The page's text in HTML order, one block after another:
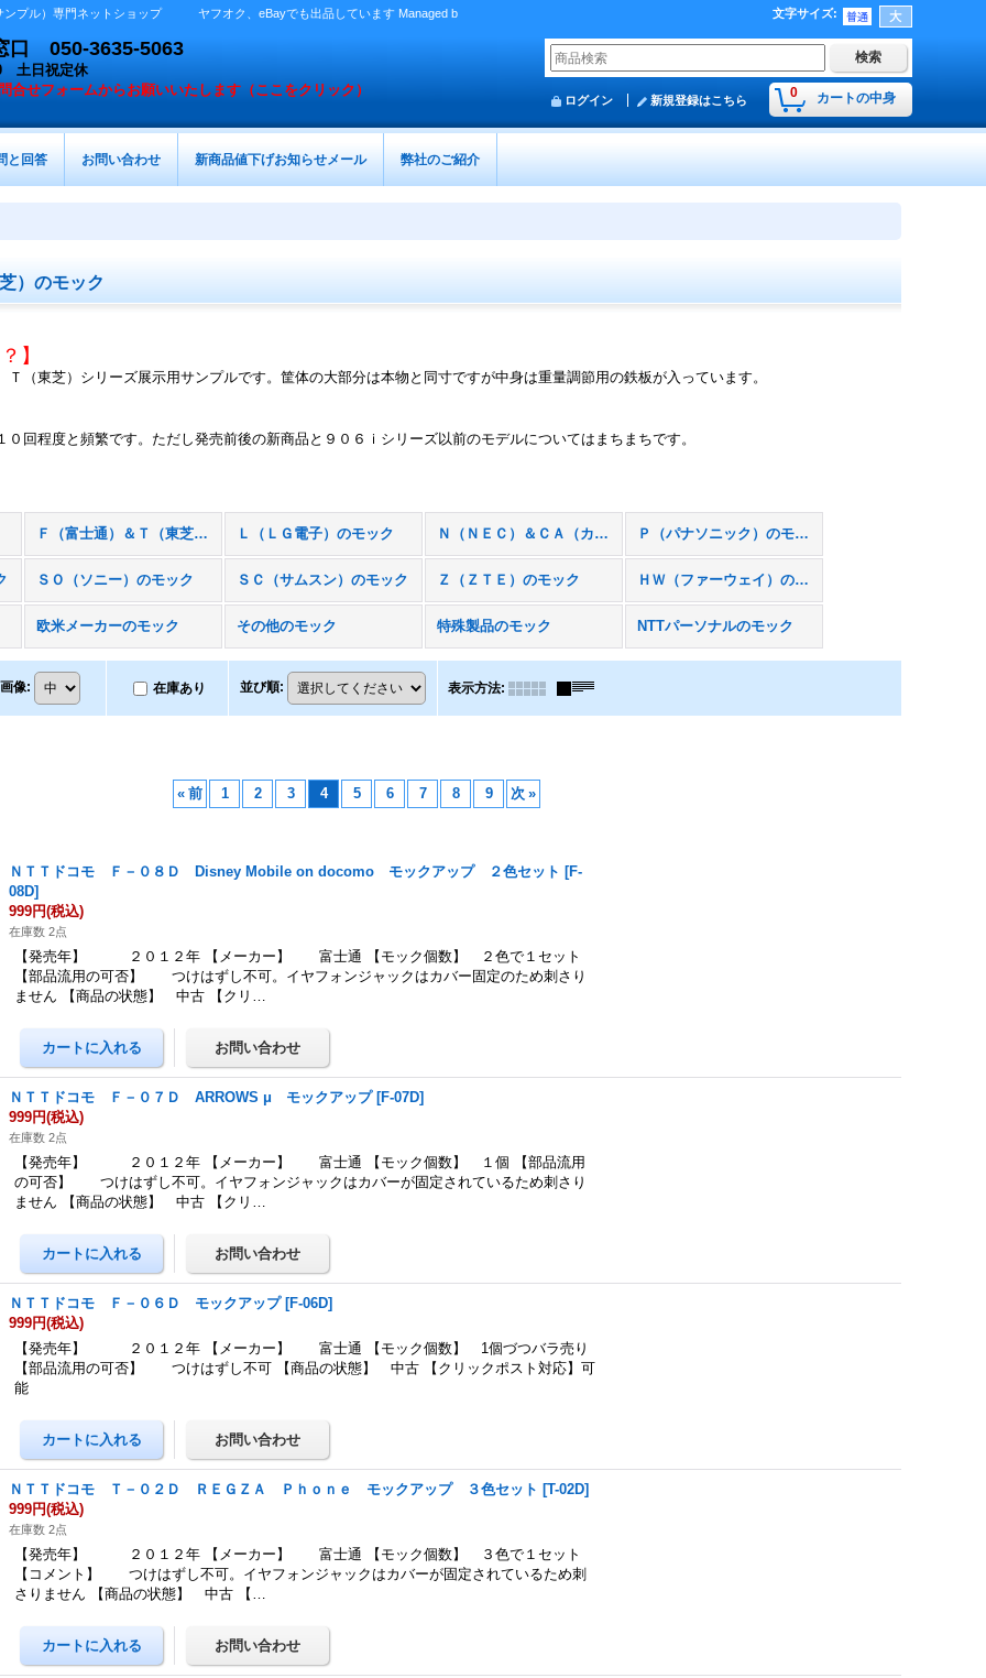
ンプル）専門ネットショップ ヤフオク、eBayでも出品しています Managed b 文字サイズ:
口 050-3635-5063
土日祝定休
合せフォームからお願いいたします（ここをクリック）
0 カートの中身
ログイン 新規登録はこちら
と回答 お問い合わせ 新商品値下げお知らせメール 弊社のご紹介
）のモック
】
Ｔ（東芝）シリーズ展示用サンプルです。筐体の大部分は本物と同寸ですが中身は重量調節用の鉄板が入っています。
０回程度と頻繁です。ただし発売前後の新商品と９０６ｉシリーズ以前のモデルについてはまちまちです。
Ｆ（富士通）＆Ｔ（東芝）のモック Ｌ（ＬＧ電子）のモック Ｎ（ＮＥＣ）＆ＣＡ（カシオ）のモック Ｐ（パナソニック）のモック
ＳＯ（ソニー）のモック ＳＣ（サムスン）のモック Ｚ（ＺＴＥ）のモック ＨＷ（ファーウェイ）のモック
欧米メーカーのモック その他のモック 特殊製品のモック NTTパーソナルのモック
画像: 在庫あり 並び順: 表示方法:
« 前 1 2 3 4 5 6 7 8 9 次 »
ＮＴＴドコモ Ｆ－０８Ｄ Disney Mobile on docomo モックアップ ２色セット [F-
08D]
999円(税込)
在庫数 2点
【発売年】 ２０１２年 【メーカー】 富士通 【モック個数】 ２色で１セット
【部品流用の可否】 つけはずし不可。イヤフォンジャックはカバー固定のため刺さり
ません 【商品の状態】 中古 【クリ…
ＮＴＴドコモ Ｆ－０７Ｄ ARROWS μ モックアップ [F-07D]
999円(税込)
在庫数 2点
【発売年】 ２０１２年 【メーカー】 富士通 【モック個数】 １個 【部品流用
の可否】 つけはずし不可。イヤフォンジャックはカバーが固定されているため刺さり
ません 【商品の状態】 中古 【クリ…
ＮＴＴドコモ Ｆ－０６Ｄ モックアップ [F-06D]
999円(税込)
【発売年】 ２０１２年 【メーカー】 富士通 【モック個数】 1個づつバラ売り
【部品流用の可否】 つけはずし不可 【商品の状態】 中古 【クリックポスト対応】可
能
ＮＴＴドコモ Ｔ－０２Ｄ ＲＥＧＺＡ Ｐｈｏｎｅ モックアップ ３色セット [T-02D]
999円(税込)
在庫数 2点
【発売年】 ２０１２年 【メーカー】 富士通 【モック個数】 ３色で１セット
【コメント】 つけはずし不可。イヤフォンジャックはカバーが固定されているため刺
さりません 【商品の状態】 中古 【…